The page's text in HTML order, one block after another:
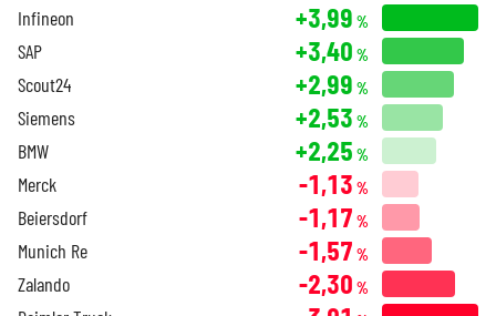
Infineon +3,99 %
SAP +3,40 %
Scout24 +2,99 %
Siemens +2,53 %
BMW +2,25 %
Merck -1,13 %
Beiersdorf -1,17 %
Munich Re -1,57 %
Zalando -2,30 %